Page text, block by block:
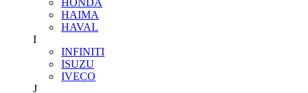
HAIMA
HAVAL
I
INFINITI
ISUZU
IVECO
J